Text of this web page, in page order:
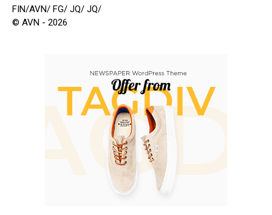
FIN/AVN/ FG/ JQ/ JQ/
© AVN - 2026